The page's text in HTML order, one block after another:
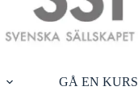
GÅ EN KURS